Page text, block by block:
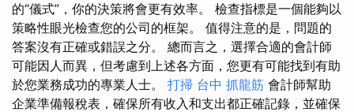
的“儀式”，你的決策將會更有效率。 檢查指標是一個能夠以
策略性眼光檢查您的公司的框架。 值得注意的是，問題的
答案沒有正確或錯誤之分。 總而言之，選擇合適的會計師
可能因人而異，但考慮到上述各方面，您更有可能找到有助
於您業務成功的專業人士。 打掃 台中 抓龍筋 會計師幫助
企業準備報稅表，確保所有收入和支出都正確記錄，並確保